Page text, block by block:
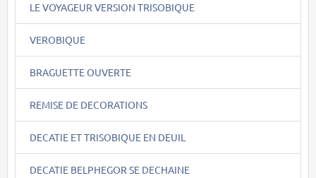
LE VOYAGEUR VERSION TRISOBIQUE
VEROBIQUE
BRAGUETTE OUVERTE
REMISE DE DECORATIONS
DECATIE ET TRISOBIQUE EN DEUIL
DECATIE BELPHEGOR SE DECHAINE